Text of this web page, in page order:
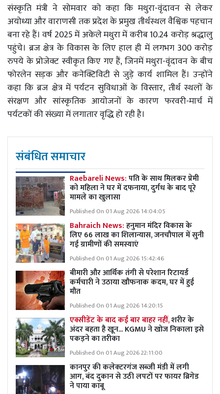
संस्कृति मंत्री ने सोमवार को कहा कि मथुरा-वृंदावन से लेकर
अयोध्या और वाराणसी तक प्रदेश के प्रमुख तीर्थस्थल वैश्विक पहचान
बना रहे हैं। वर्ष 2025 में अकेले मथुरा में करीब 10.24 करोड़ श्रद्धालु
पहुंचे। ब्रज क्षेत्र के विकास के लिए हाल ही में लगभग 300 करोड़
रुपये के प्रोजेक्ट स्वीकृत किए गए हैं, जिनमें मथुरा-वृंदावन के बीच
फोरलेन सड़क और कनेक्टिविटी से जुड़े कार्य शामिल हैं। उन्होंने
कहा कि ब्रज क्षेत्र में पर्यटन सुविधाओं के विस्तार, तीर्थ स्थलों के
संरक्षण और सांस्कृतिक आयोजनों के कारण फरवरी-मार्च में
पर्यटकों की संख्या में लगातार वृद्धि हो रही है।
संबंधित समाचार
Raebareli News:पति के साथ मिलकर प्रेमी
को महिला ने घर में दफनाया, दुर्गध के बाद पूरे
मामले का खुलासा
Published On 01 Aug 2026 14:04:05
Bahraich News:हनुमान मंदिर विकास के
लिए 66 लाख का शिलान्यास, जनचौपाल में सुनी
गई ग्रामीणों की समस्याएं
Published On 01 Aug 2026 15:42:46
बीमारी और आर्थिक तंगी से परेशान रिटायर्ड
कर्मचारी ने उठाया खौफनाक कदम, घर में हुई
मौत
Published On 01 Aug 2026 14:20:15
एक्सीडेंट के बाद कई बार बाहर नहीं,शरीर के
अंदर बहता है खून... KGMU ने खोज निकाला इसे
पकड़ने का तरीका
Published On 01 Aug 2026 22:11:00
कानपुर की कलेक्टरगंज सब्जी मंडी में लगी
आग, बंद दुकान से उठी लपटों पर फायर ब्रिगेड
ने पाया काबू